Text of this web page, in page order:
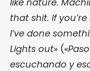
that shit. If
I’ve done
Lights out» («
escuchando y